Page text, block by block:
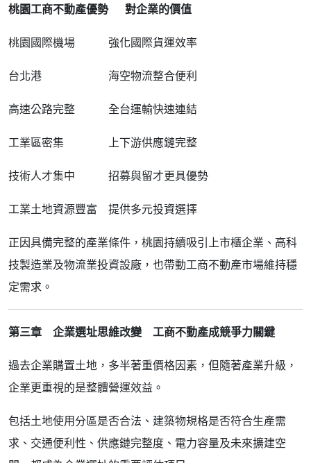
桃園工商不動產優勢 對企業的價值
桃園國際機場 強化國際貨運效率
台北港 海空物流整合便利
高速公路完整 全台運輸快速連結
工業區密集 上下游供應鏈完整
技術人才集中 招募與留才更具優勢
工業土地資源豐富 提供多元投資選擇
正因具備完整的產業條件，桃園持續吸引上市櫃企業、高科
技製造業及物流業投資設廠，也帶動工商不動產市場維持穩
定需求。
第三章 企業選址思維改變 工商不動產成競爭力關鍵
過去企業購置土地，多半著重價格因素，但隨著產業升級，
企業更重視的是整體營運效益。
包括土地使用分區是否合法、建築物規格是否符合生產需
求、交通便利性、供應鏈完整度、電力容量及未來擴建空